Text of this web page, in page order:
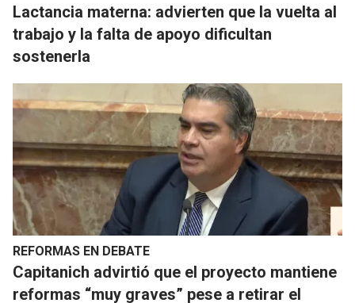
Lactancia materna: advierten que la vuelta al
trabajo y la falta de apoyo dificultan
sostenerla
REFORMAS EN DEBATE
Capitanich advirtió que el proyecto mantiene
reformas “muy graves” pese a retirar el